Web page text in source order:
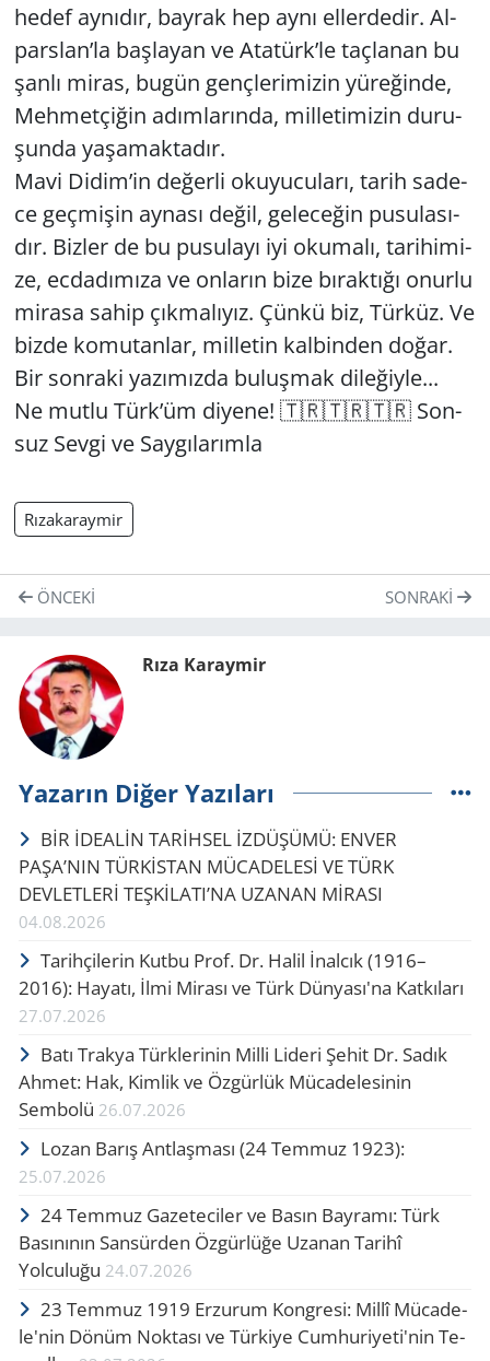
hedef ay­nı­dır, bay­rak hep aynı el­ler­de­dir. Al­
pars­lan’la baş­la­yan ve Ata­türk’le taç­la­nan bu
şanlı miras, bugün genç­le­ri­mi­zin yü­re­ğin­de,
Meh­met­çi­ğin adım­la­rın­da, mil­le­ti­mi­zin du­ru­
şun­da ya­şa­mak­ta­dır.
Mavi Didim’in de­ğer­li oku­yu­cu­la­rı, tarih sa­de­
ce geç­mi­şin ay­na­sı değil, ge­le­ce­ğin pu­su­la­sı­
dır. Biz­ler de bu pu­su­la­yı iyi oku­ma­lı, ta­ri­hi­mi­
ze, ec­da­dı­mı­za ve on­la­rın bize bı­rak­tı­ğı onur­lu
mi­ra­sa sahip çık­ma­lı­yız. Çünkü biz, Tür­küz. Ve
bizde ko­mu­tan­lar, mil­le­tin kal­bin­den doğar.
Bir son­ra­ki ya­zı­mız­da bu­luş­mak di­le­ğiy­le...
Ne mutlu Türk’üm di­ye­ne! 🇹🇷🇹🇷🇹🇷 Son­
suz Sevgi ve Say­gı­la­rım­la
Rızakaraymir
ÖNCEKI SONRAKI
Rıza Karaymir
Yazarın Diğer Yazıları
BİR İDEALİN TARİHSEL İZDÜŞÜMÜ: ENVER
PAŞA’NIN TÜRKİSTAN MÜCADELESİ VE TÜRK
DEVLETLERİ TEŞKİLATI’NA UZANAN MİRASI
04.08.2026
Tarihçilerin Kutbu Prof. Dr. Halil İnalcık (1916–
2016): Hayatı, İlmi Mirası ve Türk Dünyası'na Katkıları
27.07.2026
Batı Trakya Türklerinin Milli Lideri Şehit Dr. Sadık
Ahmet: Hak, Kimlik ve Özgürlük Mücadelesinin
Sembolü 26.07.2026
Lozan Barış Ant­laş­ma­sı (24 Tem­muz 1923):
25.07.2026
24 Temmuz Gazeteciler ve Basın Bayramı: Türk
Basınının Sansürden Özgürlüğe Uzanan Tarihî
Yolculuğu 24.07.2026
23 Tem­muz 1919 Er­zu­rum Kong­re­si: Millî Mü­ca­de­
le'nin Dönüm Nok­ta­sı ve Tür­ki­ye Cum­hu­ri­ye­ti'nin Te­